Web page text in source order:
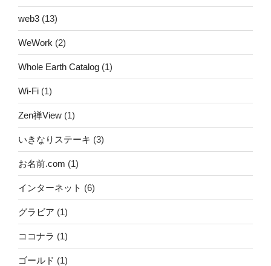
web3 (13)
WeWork (2)
Whole Earth Catalog (1)
Wi-Fi (1)
Zen禅View (1)
いきなりステーキ (3)
お名前.com (1)
インターネット (6)
グラビア (1)
ココナラ (1)
ゴールド (1)